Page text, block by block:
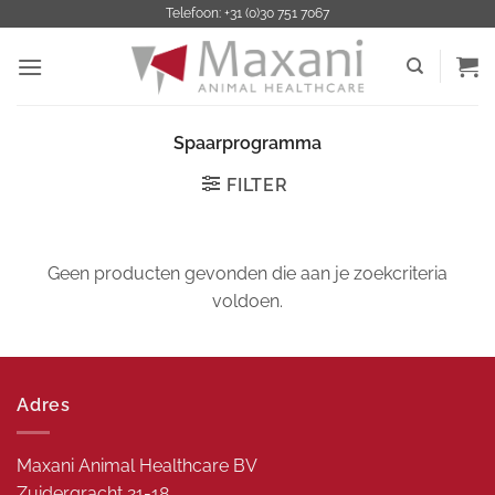
inhoud
Telefoon: +31 (0)30 751 7067
Spaarprogramma
FILTER
Geen producten gevonden die aan je zoekcriteria
voldoen.
Adres
Maxani Animal Healthcare BV